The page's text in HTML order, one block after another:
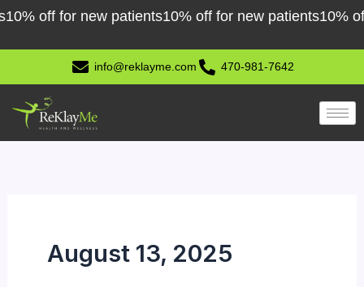
Skip
content
off for new patients10% off for new patients10% off
info@reklayme.com 470-981-7642
August 13, 2025